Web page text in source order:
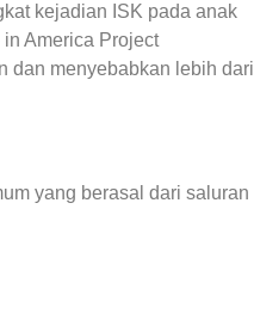
kejadian ISK pada anak
America Project
dan menyebabkan lebih dari
yang berasal dari saluran